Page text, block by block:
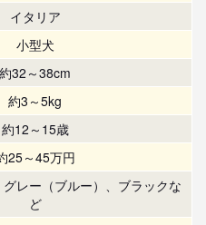
イタリア
小型犬
約32～38cm
約3～5kg
約12～15歳
25～45万円
レー（ブルー）、ブラックな
ど